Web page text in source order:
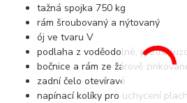
tažná spojka 750 kg
rám šroubovaný a nýtovaný
ój ve tvaru V
podlaha z voděodolné,
bočnice a rám ze žárově
zadní čelo otevíravé
napínací kolíky pro uchycení